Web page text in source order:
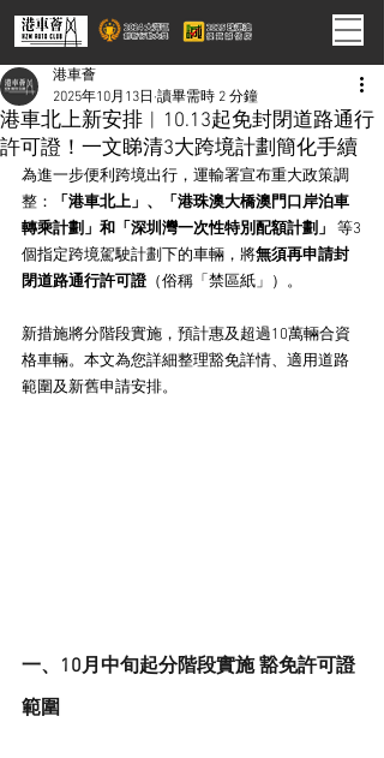
港車北上新安排︱10.13起免封閉道路通行
許可證！一文睇清3大跨境計劃簡化手續
港車薈
2025年10月13日 讀畢需時 2 分鐘
為進一步便利跨境出行，運輸署宣布重大政策調
整：​
​「港車北上」、「港珠澳大橋澳門口岸泊車
轉乘計劃」和「深圳灣一次性特別配額計劃」​
​ 等3
個指定跨境駕駛計劃下的車輛，將​​無須再申請封
閉道路通行許可證​ ​（俗稱「禁區紙」）。
新措施將分階段實施，預計惠及超過10萬輛合資
格車輛。本文為您詳細整理豁免詳情、適用道路
範圍及新舊申請安排。
一、10月中旬起分階段實施 豁免許可證
範圍